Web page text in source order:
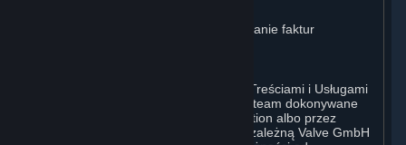
Użytkownik wyraża zgodę na otrzymywanie faktur
Przetwarzanie płatności związanych z Treściami i Usługami
lub Sprzętem zakupionym w serwisie Steam dokonywane
jest bezpośrednio przez Valve Corporation albo przez
należącą w całości do Valve jej spółkę zależną Valve GmbH